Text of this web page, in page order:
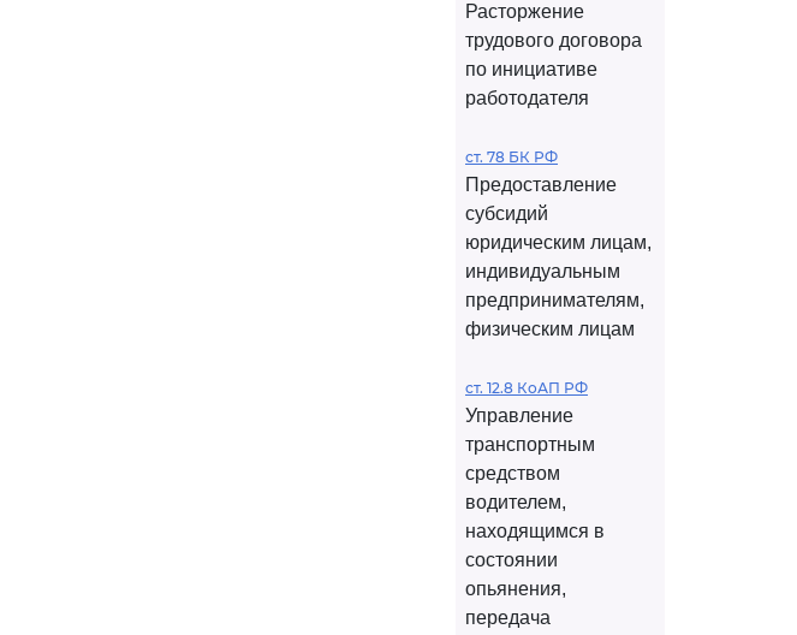
Расторжение
трудового договора
по инициативе
работодателя
ст. 78 БК РФ
Предоставление
субсидий
юридическим лицам,
индивидуальным
предпринимателям,
физическим лицам
ст. 12.8 КоАП РФ
Управление
транспортным
средством
водителем,
находящимся в
состоянии
опьянения,
передача